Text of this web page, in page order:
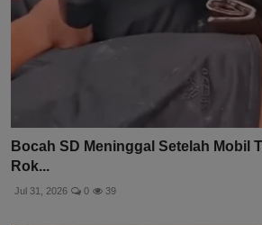
Bocah SD Meninggal Setelah Mobil
Rok...
Jul 31, 2026 0 39